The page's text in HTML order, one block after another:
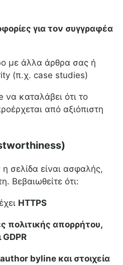
για τον συγγραφέα
με άλλα άρθρα σας ή
(π.χ. case studies)
να καταλάβει ότι το
από αξιόπιστη
σελίδα είναι ασφαλής,
Βεβαιωθείτε ότι:
HTTPS
πολιτικής απορρήτου,
byline και στοιχεία